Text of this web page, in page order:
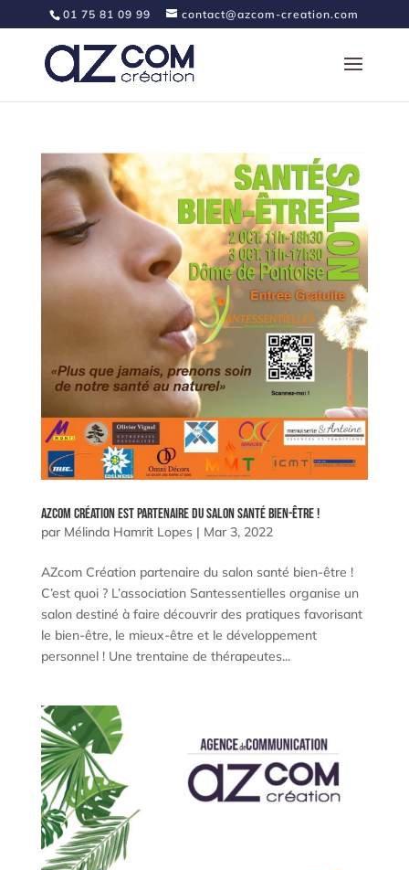
01 75 81 09 99 contact@azcom-creation.com
AZCOM Création est partenaire du salon santé bien-être !
par Mélinda Hamrit Lopes| Mar 3, 2022
AZcom Création partenaire du salon santé bien-être !
C’est quoi ? L’association Santessentielles organise un
salon destiné à faire découvrir des pratiques favorisant
le bien-être, le mieux-être et le développement
personnel ! Une trentaine de thérapeutes...